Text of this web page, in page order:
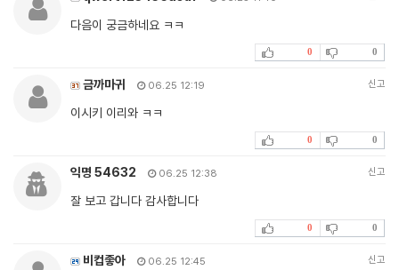
다음이 궁금하네요 ㅋㅋ
0 0
금까마귀 06.25 12:19 신고
이시키 이리와 ㅋㅋ
0 0
익명 54632 06.25 12:38 신고
잘 보고 갑니다 감사합니다
0 0
비컵좋아 06.25 12:45 신고